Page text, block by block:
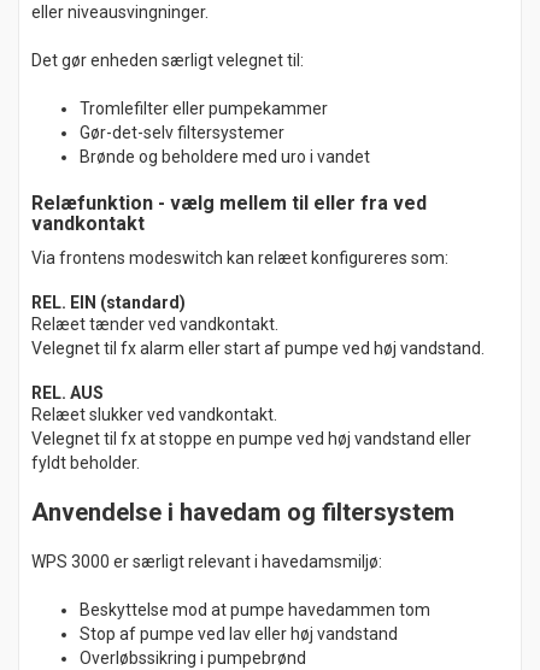
eller niveausvingninger.
Det gør enheden særligt velegnet til:
Tromlefilter eller pumpekammer
Gør-det-selv filtersystemer
Brønde og beholdere med uro i vandet
Relæfunktion - vælg mellem til eller fra ved
vandkontakt
Via frontens modeswitch kan relæet konfigureres som:
REL. EIN (standard)
Relæet tænder ved vandkontakt.
Velegnet til fx alarm eller start af pumpe ved høj vandstand.
REL. AUS
Relæet slukker ved vandkontakt.
Velegnet til fx at stoppe en pumpe ved høj vandstand eller
fyldt beholder.
Anvendelse i havedam og filtersystem
WPS 3000 er særligt relevant i havedamsmiljø:
Beskyttelse mod at pumpe havedammen tom
Stop af pumpe ved lav eller høj vandstand
Overløbssikring i pumpebrønd